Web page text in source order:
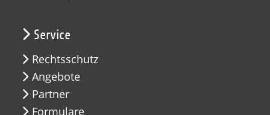
Service
Rechtsschutz
Angebote
Partner
Formulare